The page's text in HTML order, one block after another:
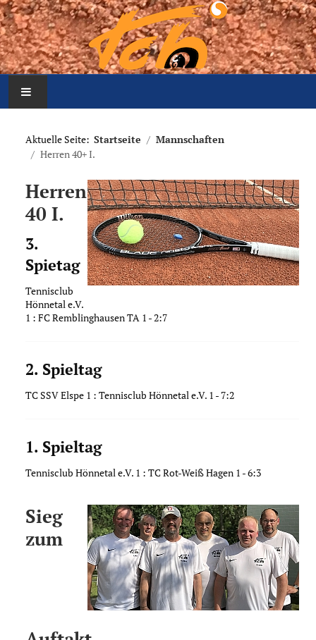
Aktuelles
Mannschaften
Platzbelegung
Meldung Arbeitseinsatz
Impressum
Aktuelle Seite: Startseite
Mannschaften
Herren 40+ I.
Herren
40 I.
3.
Spietag
Tennisclub
Hönnetal e.V.
1 : FC Remblinghausen TA 1 - 2:7
2. Spieltag
TC SSV Elspe 1 : Tennisclub Hönnetal e.V. 1 - 7:2
1. Spieltag
Tennisclub Hönnetal e.V. 1 : TC Rot-Weiß Hagen 1 - 6:3
Sieg
zum